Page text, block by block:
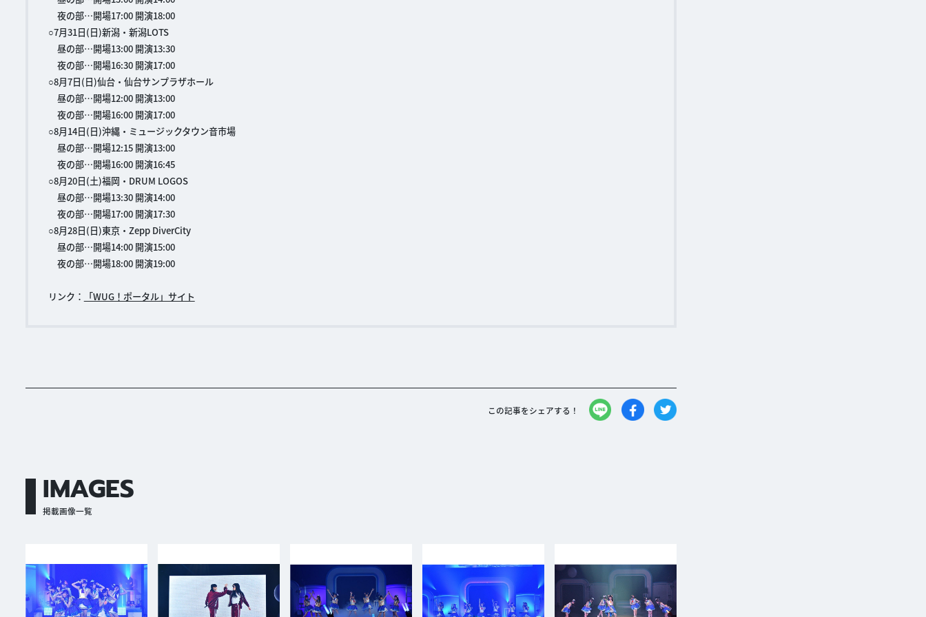
夜の部…開場17:00 開演18:00
○7月31日(日)新潟・新潟LOTS
昼の部…開場13:00 開演13:30
夜の部…開場16:30 開演17:00
○8月7日(日)仙台・仙台サンプラザホール
昼の部…開場12:00 開演13:00
夜の部…開場16:00 開演17:00
○8月14日(日)沖縄・ミュージックタウン音市場
昼の部…開場12:15 開演13:00
夜の部…開場16:00 開演16:45
○8月20日(土)福岡・DRUM LOGOS
昼の部…開場13:30 開演14:00
夜の部…開場17:00 開演17:30
○8月28日(日)東京・Zepp DiverCity
昼の部…開場14:00 開演15:00
夜の部…開場18:00 開演19:00
リンク： 「WUG！ポータル」サイト
この記事をシェアする！
IMAGES
掲載画像一覧